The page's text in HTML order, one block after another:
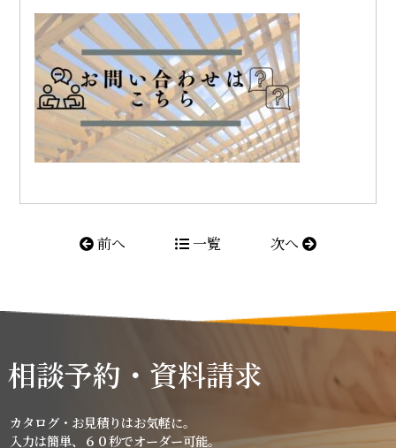
前へ 一覧 次へ
相談予約・資料請求
カタログ・お見積りはお気軽に。
入力は簡単、６０秒でオーダー可能。